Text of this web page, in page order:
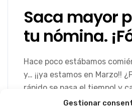
Gestionar
Saca mayor
tu nómina.
Hace poco estábamos
y… ¡¡ya estamos en Marzo!!
rápido se pasa el tiempo! y